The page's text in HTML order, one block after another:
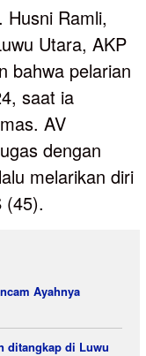
Husni Ramli,
Utara, AKP
bahwa pelarian
saat ia
AV
dengan
melarikan diri
(45).
Ayahnya
ditangkap di Luwu